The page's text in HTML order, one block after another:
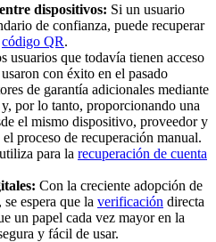
dispositivos: Si un usuario
de confianza, puede recuperar
código QR.
usuarios que todavía tienen acceso
con éxito en el pasado
de garantía adicionales mediante
por lo tanto, proporcionando una
el mismo dispositivo, proveedor y
proceso de recuperación manual.
para la recuperación de cuenta
Con la creciente adopción de
espera que la verificación directa
un papel cada vez mayor en la
y fácil de usar.